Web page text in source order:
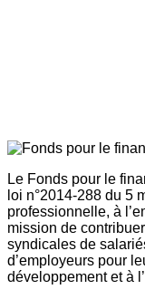
Le Fonds pour le
loi n°2014-288 du 5
professionnelle, à
mission de
syndicales de
d’employeurs pour
développement et à